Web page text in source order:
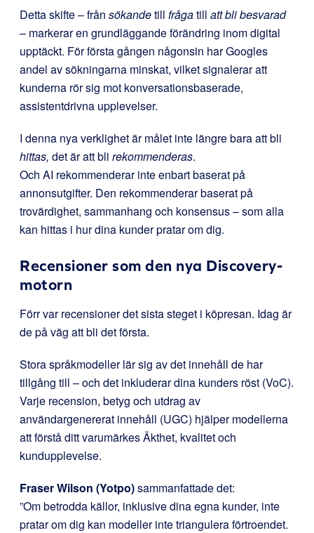
Detta skifte – från sökandetill frågatill att bli besvarad
– markerar en grundläggande förändring inom digital
upptäckt. För första gången någonsin har Googles
andel av sökningarna minskat, vilket signalerar att
kunderna rör sig mot konversationsbaserade,
assistentdrivna upplevelser.
I denna nya verklighet är målet inte längre bara att bli
hittas, det är att bli rekommenderas.
Och AI rekommenderar inte enbart baserat på
annonsutgifter. Den rekommenderar baserat på
trovärdighet, sammanhang och konsensus – som alla
kan hittas i hur dina kunder pratar om dig.
Recensioner som den nya Discovery-
motorn
Förr var recensioner det sista steget i köpresan. Idag är
de på väg att bli det första.
Stora språkmodeller lär sig av det innehåll de har
tillgång till – och det inkluderar dina kunders röst (VoC).
Varje recension, betyg och utdrag av
användargenererat innehåll (UGC) hjälper modellerna
att förstå ditt varumärkes Äkthet, kvalitet och
kundupplevelse.
Fraser Wilson (Yotpo)sammanfattade det:
”Om betrodda källor, inklusive dina egna kunder, inte
pratar om dig kan modeller inte triangulera förtroendet.